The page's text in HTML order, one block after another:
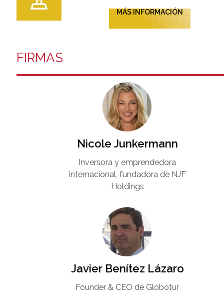
MÁS INFORMACIÓN
FIRMAS
Nicole Junkermann​
Inversora y emprendedora
internacional, fundadora de NJF
Holdings
Javier Benítez Lázaro
Founder & CEO de Globotur​